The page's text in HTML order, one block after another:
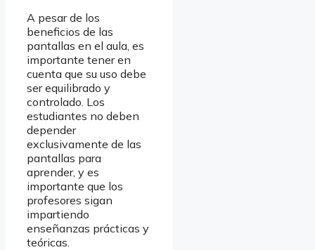
A pesar de los
beneficios de las
pantallas en el aula, es
importante tener en
cuenta que su uso debe
ser equilibrado y
controlado. Los
estudiantes no deben
depender
exclusivamente de las
pantallas para
aprender, y es
importante que los
profesores sigan
impartiendo
enseñanzas prácticas y
teóricas.